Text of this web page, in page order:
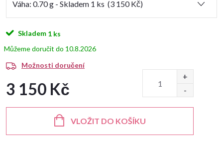
Skladem 1 ks
10.8.2026
Možnosti doručení
3 150 Kč
VLOŽIT DO KOŠÍKU